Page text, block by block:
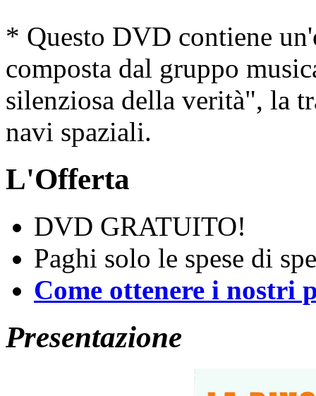
* Questo DVD contiene
composta dal gruppo
silenziosa della verità", la
navi spaziali.
L'Offerta
DVD GRATUITO!
Paghi solo le spese di
Come ottenere i nostri
Presentazione